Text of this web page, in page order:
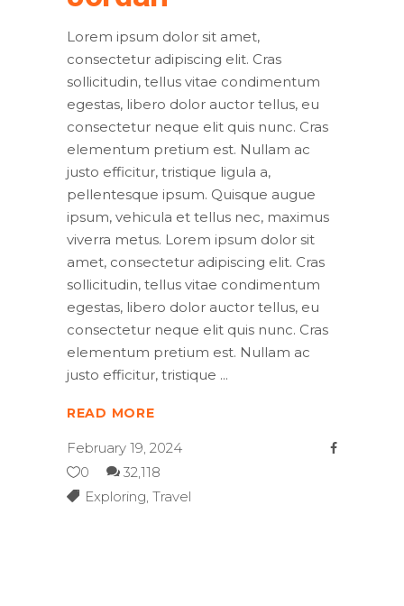
Lorem ipsum dolor sit amet,
consectetur adipiscing elit. Cras
sollicitudin, tellus vitae condimentum
egestas, libero dolor auctor tellus, eu
consectetur neque elit quis nunc. Cras
elementum pretium est. Nullam ac
justo efficitur, tristique ligula a,
pellentesque ipsum. Quisque augue
ipsum, vehicula et tellus nec, maximus
viverra metus. Lorem ipsum dolor sit
amet, consectetur adipiscing elit. Cras
sollicitudin, tellus vitae condimentum
egestas, libero dolor auctor tellus, eu
consectetur neque elit quis nunc. Cras
elementum pretium est. Nullam ac
justo efficitur, tristique
READ MORE
February 19, 2024
0
32,118
Exploring Travel